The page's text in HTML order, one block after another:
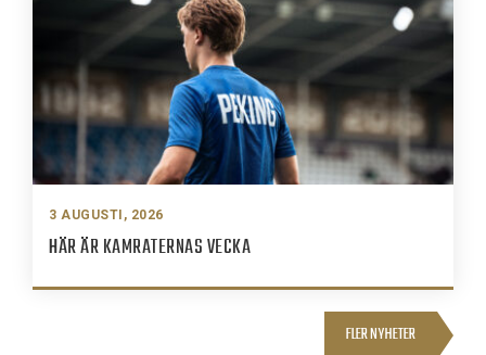
3 AUGUSTI, 2026
HÄR ÄR KAMRATERNAS VECKA
FLER NYHETER